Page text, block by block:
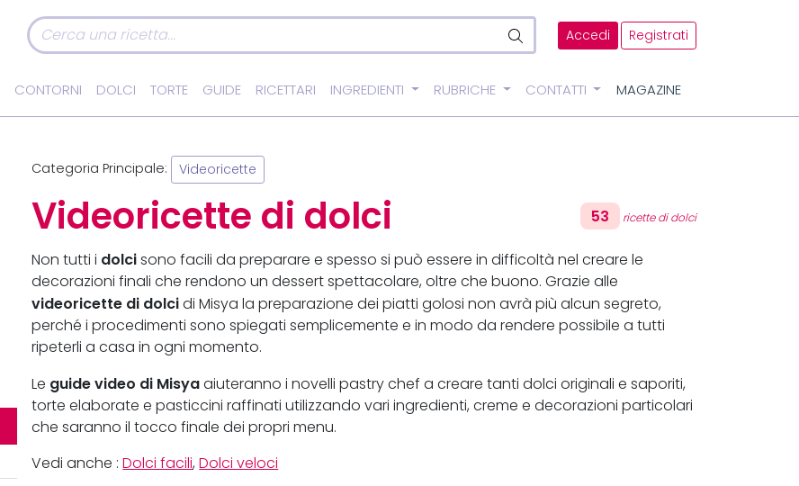
Accedi Registrati
CONTORNI DOLCI TORTE GUIDE RICETTARI INGREDIENTI RUBRICHE CONTATTI MAGAZINE
Categoria Principale: Videoricette
Videoricette di dolci 53 ricette di dolci
Non tutti i dolci sono facili da preparare e spesso si può essere in difficoltà nel creare le
decorazioni finali che rendono un dessert spettacolare, oltre che buono. Grazie alle
videoricette di dolci di Misya la preparazione dei piatti golosi non avrà più alcun segreto,
perché i procedimenti sono spiegati semplicemente e in modo da rendere possibile a tutti
ripeterli a casa in ogni momento.
Le guide video di Misya aiuteranno i novelli pastry chef a creare tanti dolci originali e saporiti,
torte elaborate e pasticcini raffinati utilizzando vari ingredienti, creme e decorazioni particolari
che saranno il tocco finale dei propri menu.
Vedi anche :Dolci facili,Dolci veloci